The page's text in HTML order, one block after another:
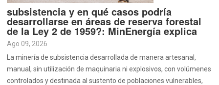
subsistencia y en qué casos podría
desarrollarse en áreas de reserva forestal
de la Ley 2 de 1959?: MinEnergía explica
Ago 09, 2026
La minería de subsistencia desarrollada de manera artesanal,
manual, sin utilización de maquinaria ni explosivos, con volúmenes
controlados y destinada al sustento de poblaciones vulnerables,